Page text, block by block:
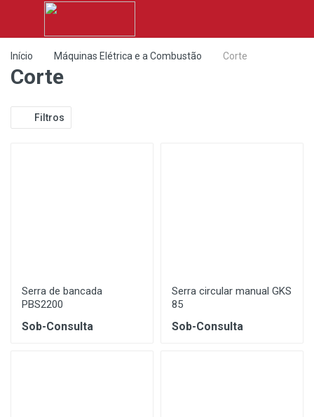
Início Máquinas Elétrica e a Combustão Corte
Corte
Filtros
Serra de bancada
PBS2200
Sob-Consulta
Serra circular manual GKS
85
Sob-Consulta